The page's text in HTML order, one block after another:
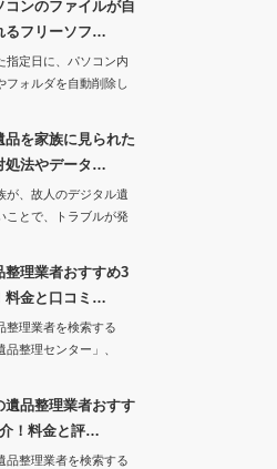
コンのファイルが自
るフリーソフ…
指定日に、パソコン内
フォルダを自動削除し
品を家族に見られた
処法やデータ…
が、故人のデジタル遺
ことで、トラブルが発
整理業者おすすめ3
料金と口コミ…
整理業者を検索する
品整理センター」、
遺品整理業者おすす
！料金と評…
品整理業者を検索する